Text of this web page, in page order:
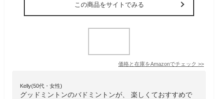
この商品をサイトでみる
価格と在庫をAmazonでチェック >>
Kelly(50代・女性)
グッドミントンのバドミントンが、 楽しくておすすめで